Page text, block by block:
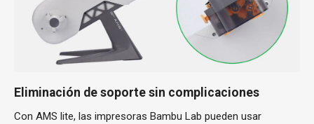
Eliminación de soporte sin complicaciones
Con AMS lite, las impresoras Bambu Lab pueden usar